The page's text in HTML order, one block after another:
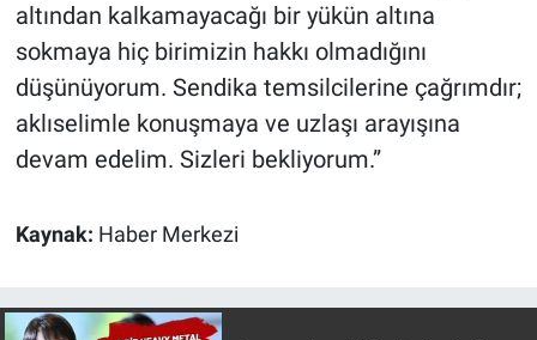
altından kalkamayacağı bir yükün altına
sokmaya hiç birimizin hakkı olmadığını
düşünüyorum. Sendika temsilcilerine çağrımdır;
aklıselimle konuşmaya ve uzlaşı arayışına
devam edelim. Sizleri bekliyorum.”
Kaynak: Haber Merkezi